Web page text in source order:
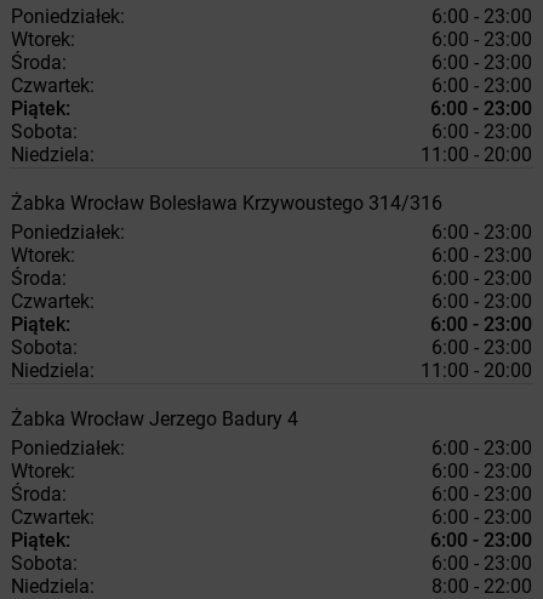
Poniedziałek:
6:00 - 23:00
Wtorek:
6:00 - 23:00
Środa:
6:00 - 23:00
Czwartek:
6:00 - 23:00
Piątek:
6:00 - 23:00
Sobota:
6:00 - 23:00
Niedziela:
11:00 - 20:00
Żabka Wrocław Bolesława Krzywoustego 314/316
Poniedziałek:
6:00 - 23:00
Wtorek:
6:00 - 23:00
Środa:
6:00 - 23:00
Czwartek:
6:00 - 23:00
Piątek:
6:00 - 23:00
Sobota:
6:00 - 23:00
Niedziela:
11:00 - 20:00
Żabka Wrocław Jerzego Badury 4
Poniedziałek:
6:00 - 23:00
Wtorek:
6:00 - 23:00
Środa:
6:00 - 23:00
Czwartek:
6:00 - 23:00
Piątek:
6:00 - 23:00
Sobota:
6:00 - 23:00
Niedziela:
8:00 - 22:00